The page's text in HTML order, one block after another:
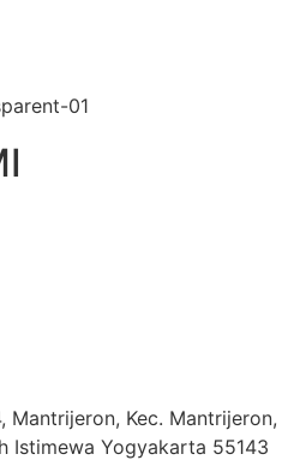
Mantrijeron, Kec. Mantrijeron,
Istimewa Yogyakarta 55143